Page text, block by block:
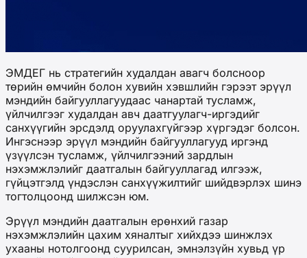
ЭМДЕГ нь стратегийн худалдан авагч болсноор
төрийн өмчийн болон хувийн хэвшлийн гэрээт эрүүл
мэндийн байгууллагуудаас чанартай тусламж,
үйлчилгээг худалдан авч даатгуулагч-иргэдийг
санхүүгийн эрсдэлд оруулахгүйгээр хүргэдэг болсон.
Ингэснээр эрүүл мэндийн байгууллагууд иргэнд
үзүүлсэн тусламж, үйлчилгээний зардлын
нэхэмжлэлийг даатгалын байгууллагад илгээж,
гүйцэтгэлд үндэслэн санхүүжилтийг шийдвэрлэх шинэ
тогтолцоонд шилжсэн юм.
Эрүүл мэндийн даатгалын ерөнхий газар
нэхэмжлэлийн цахим хяналтыг хийхдээ шинжлэх
ухааны нотолгоонд суурилсан, эмнэлзүйн хувьд үр